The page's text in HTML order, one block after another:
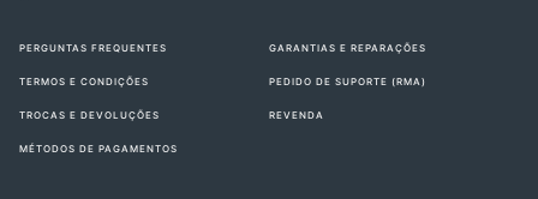
PERGUNTAS FREQUENTES
TERMOS E CONDIÇÕES
TROCAS E DEVOLUÇÕES
MÉTODOS DE PAGAMENTOS
GARANTIAS E REPARAÇÕES
PEDIDO DE SUPORTE (RMA)
REVENDA